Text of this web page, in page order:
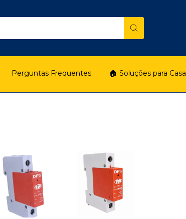
Perguntas Frequentes 🏠 Soluções para Casa